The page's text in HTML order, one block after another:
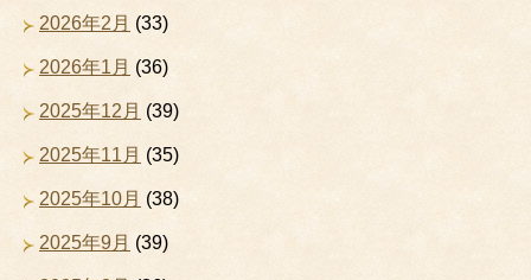
2026年2月 (33)
2026年1月 (36)
2025年12月 (39)
2025年11月 (35)
2025年10月 (38)
2025年9月 (39)